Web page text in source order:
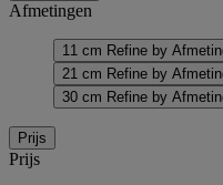
Afmetingen
11 cm Refine by
21 cm Refine by
30 cm Refine by
Prijs
Prijs